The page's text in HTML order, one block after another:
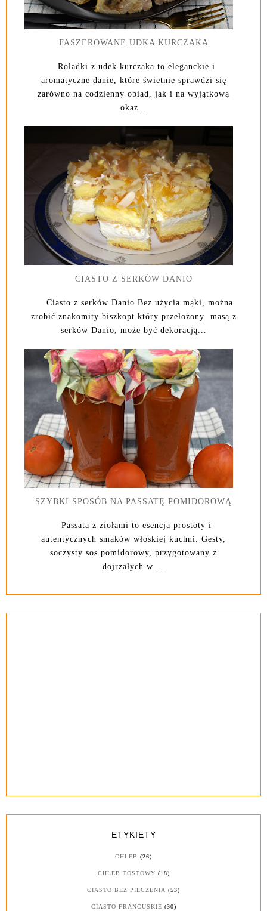
FASZEROWANE UDKA KURCZAKA
Roladki z udek kurczaka to eleganckie i
aromatyczne danie, które świetnie sprawdzi się
zarówno na codzienny obiad, jak i na wyjątkową
okaz...
CIASTO Z SERKÓW DANIO
Ciasto z serków Danio Bez użycia mąki, można
zrobić znakomity biszkopt który przełożony masą z
serków Danio, może być dekoracją...
SZYBKI SPOSÓB NA PASSATĘ POMIDOROWĄ
Passata z ziołami to esencja prostoty i
autentycznych smaków włoskiej kuchni. Gęsty,
soczysty sos pomidorowy, przygotowany z
dojrzałych w ...
ETYKIETY
CHLEB (26)
CHLEB TOSTOWY (18)
CIASTO BEZ PIECZENIA (53)
CIASTO FRANCUSKIE (30)